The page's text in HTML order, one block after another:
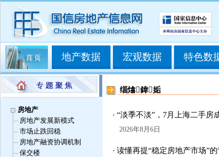
地产数据 宏观数据 特色数
房地产
房地产发展新模式
市场止跌回稳
房地产融资协调机制
保交楼
缁熻
· “淡季不淡”，7月上海二手房
2026年8月6日
· 读懂再提“稳定房地产市场”